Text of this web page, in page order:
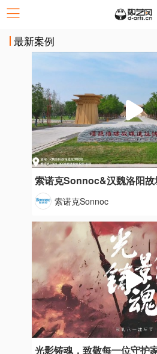
最新案例
索诺克Sonnoc&汉魏洛阳故
索诺克Sonnoc
光影铸魂，致敬每一位守护